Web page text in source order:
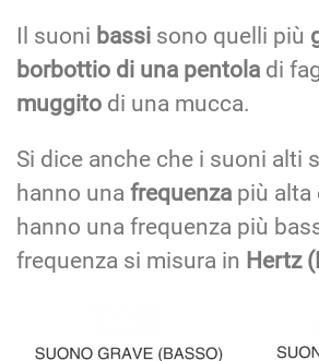
Il suoni bassi sono quelli più
borbottio di una pentola di
muggito di una mucca.
Si dice anche che i suoni alti
hanno una frequenza più alta
hanno una frequenza più
frequenza si misura in Hertz